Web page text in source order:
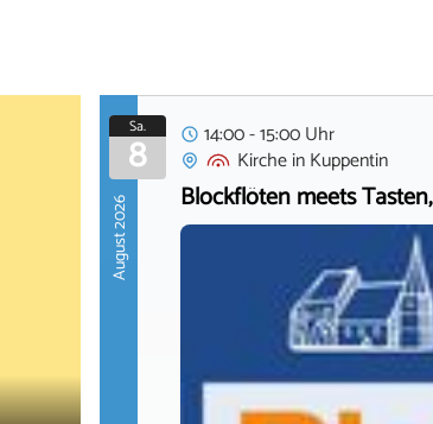
August 2026
Sa.
8
14:00 - 15:00 Uhr
KircheinKuppentin
Blockflöten meets